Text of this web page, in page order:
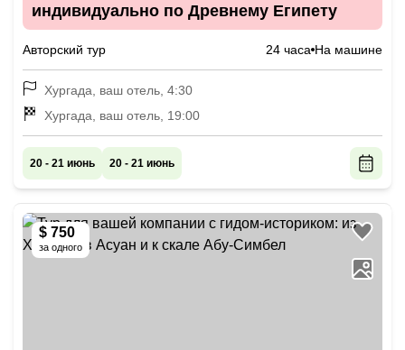
индивидуально по Древнему Египету
Авторский тур 24 часа На машине
Хургада, ваш отель, 4:30
Хургада, ваш отель, 19:00
20 - 21 июнь 20 - 21 июнь
$ 750
за одного